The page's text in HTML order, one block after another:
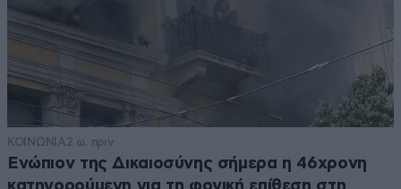
ΚΟΙΝΩΝΙΑ 2 ω. πριν
Ενώπιον της Δικαιοσύνης σήμερα η 46χρονη